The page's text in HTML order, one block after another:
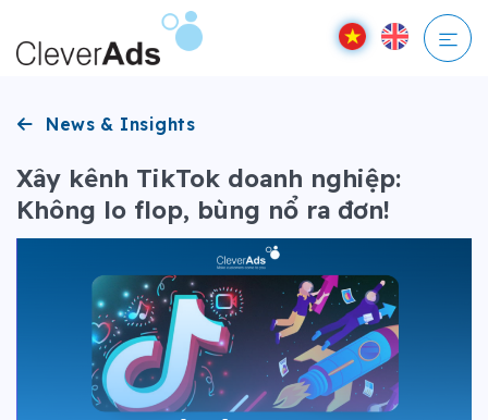
qua
nội
News & Insights
Xây kênh TikTok doanh nghiệp:
Không lo flop, bùng nổ ra đơn!